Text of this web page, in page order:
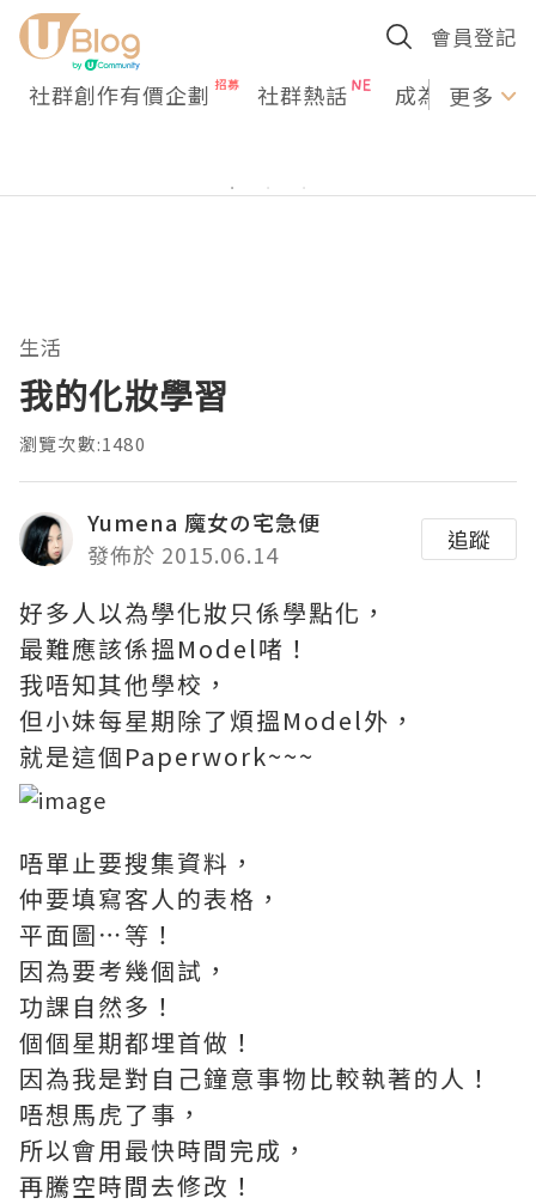
會員登記
社群創作有價企劃 社群熱話 成為U更多
生活
我的化妝學習
瀏覽次數:1480
Yumena 魔女の宅急便
發佈於 2015.06.14
追蹤
好多人以為學化妝只係學點化，
最難應該係搵Model啫！
我唔知其他學校，
但小妹每星期除了煩搵Model外，
就是這個Paperwork~~~
唔單止要搜集資料，
仲要填寫客人的表格，
平面圖⋯等！
因為要考幾個試，
功課自然多！
個個星期都埋首做！
因為我是對自己鐘意事物比較執著的人！
唔想馬虎了事，
所以會用最快時間完成，
再騰空時間去修改！